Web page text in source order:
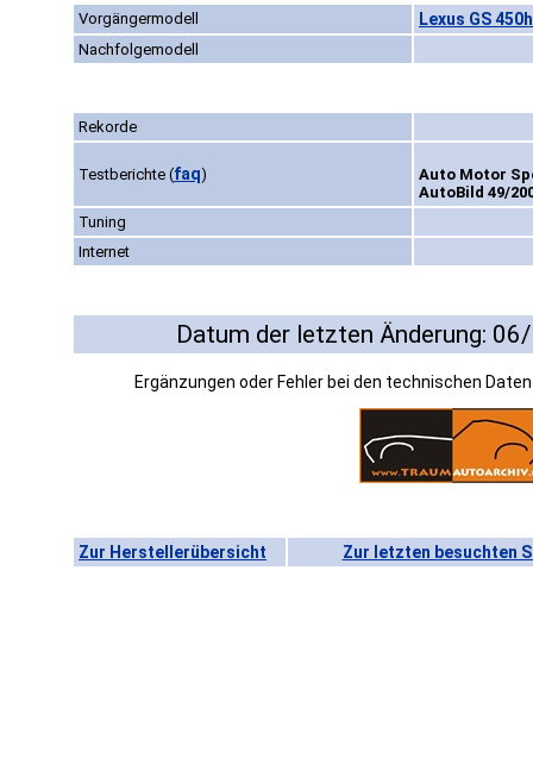
Vorgängermodell Lexus GS
Nachfolgemodell
Rekorde
Testberichte (faq)
Auto Motor
AutoBild 49/
Tuning
Internet
Datum der letzten Änderung:
Ergänzungen oder Fehler bei den technischen
Zur Herstellerübersicht Zur letzten besuchten